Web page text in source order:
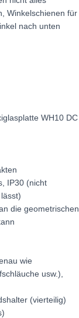
Winkelschienen für
nach unten
WH10 DC
IP30 (nicht
die geometrischen
wie
usw.),
(vierteilig)